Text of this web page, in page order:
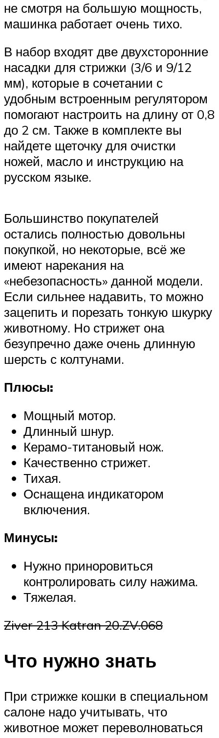
не смотря на большую мощность,
машинка работает очень тихо.
В набор входят две двухсторонние
насадки для стрижки (3/6 и 9/12
мм), которые в сочетании с
удобным встроенным регулятором
помогают настроить на длину от 0,8
до 2 см. Также в комплекте вы
найдете щеточку для очистки
ножей, масло и инструкцию на
русском языке.
Большинство покупателей
остались полностью довольны
покупкой, но некоторые, всё же
имеют нарекания на
«небезопасность» данной модели.
Если сильнее надавить, то можно
зацепить и порезать тонкую шкурку
животному. Но стрижет она
безупречно даже очень длинную
шерсть с колтунами.
Плюсы:
Мощный мотор.
Длинный шнур.
Керамо-титановый нож.
Качественно стрижет.
Тихая.
Оснащена индикатором
включения.
Минусы:
Нужно приноровиться
контролировать силу нажима.
Тяжелая.
Ziver 213 Katran 20.ZV.068
Что нужно знать
При стрижке кошки в специальном
салоне надо учитывать, что
животное может переволноваться